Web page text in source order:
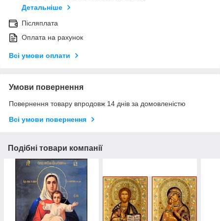
Детальніше
Післяплата
Оплата на рахунок
Всі умови оплати
Умови повернення
Повернення товару впродовж 14 днів за домовленістю
Всі умови повернення
Подібні товари компанії